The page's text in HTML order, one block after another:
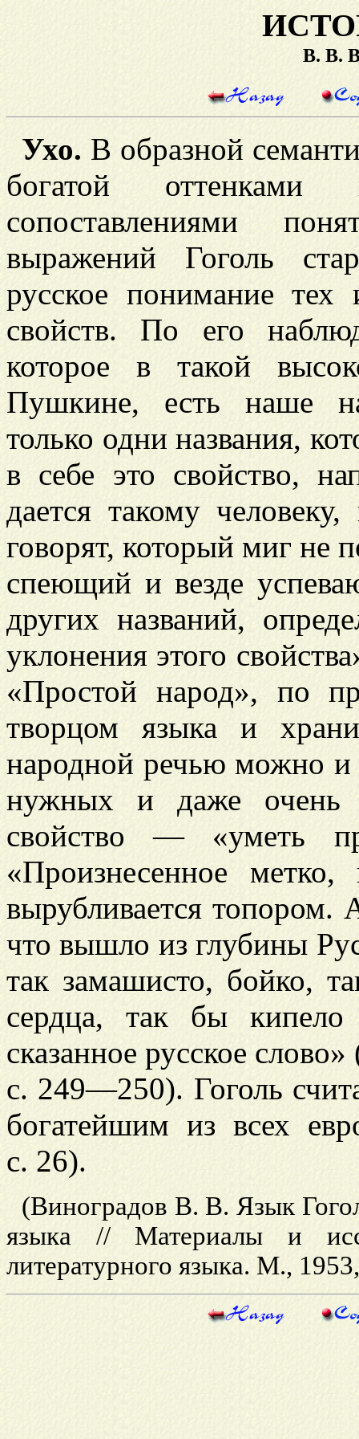
В. В.
Ухо. В образной
богатой
сопоставлениями
выражений Гоголь
русское понимание тех
свойств. По его
которое в такой
Пушкине, есть наше
только одни названия,
в себе это свойство,
дается такому
говорят, который миг не
спеющий и везде
других названий,
уклонения этого
«Простой народ», по
творцом языка и
народной речью можно и
нужных и даже очень
свойство — «уметь
«Произнесенное
вырубливается топором.
что вышло из глубины
так замашисто, бойко,
сердца, так бы кипело
сказанное русское
с. 249—250). Гоголь
богатейшим из всех
с. 26).
(Виноградов В. В. Язык
языка // Материалы и
литературного языка. М.,